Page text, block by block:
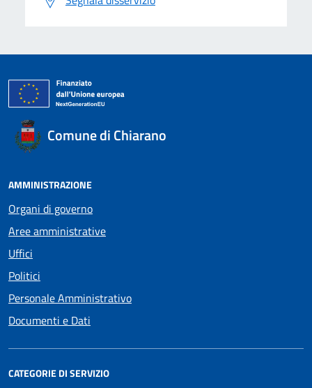
Comune di Chiarano
AMMINISTRAZIONE
Organi di governo
Aree amministrative
Uffici
Politici
Personale Amministrativo
Documenti e Dati
CATEGORIE DI SERVIZIO